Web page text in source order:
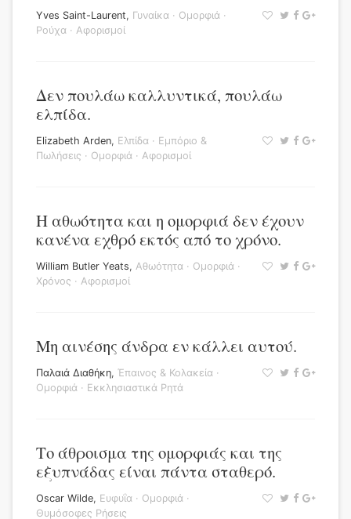
Yves Saint-Laurent, Γυναίκα · Ομορφιά ·
Ρούχα · Αφορισμοί
Δεν πουλάω καλλυντικά, πουλάω
ελπίδα.
Elizabeth Arden, Ελπίδα · Εμπόριο &
Πωλήσεις · Ομορφιά · Αφορισμοί
Η αθωότητα και η ομορφιά δεν έχουν
κανένα εχθρό εκτός από το χρόνο.
William Butler Yeats, Αθωότητα · Ομορφιά ·
Χρόνος · Αφορισμοί
Μη αινέσης άνδρα εν κάλλει αυτού.
Παλαιά Διαθήκη, Έπαινος & Κολακεία ·
Ομορφιά · Εκκλησιαστικά Ρητά
Το άθροισμα της ομορφιάς και της
εξυπνάδας είναι πάντα σταθερό.
Oscar Wilde, Ευφυΐα · Ομορφιά ·
Θυμόσοφες Ρήσεις